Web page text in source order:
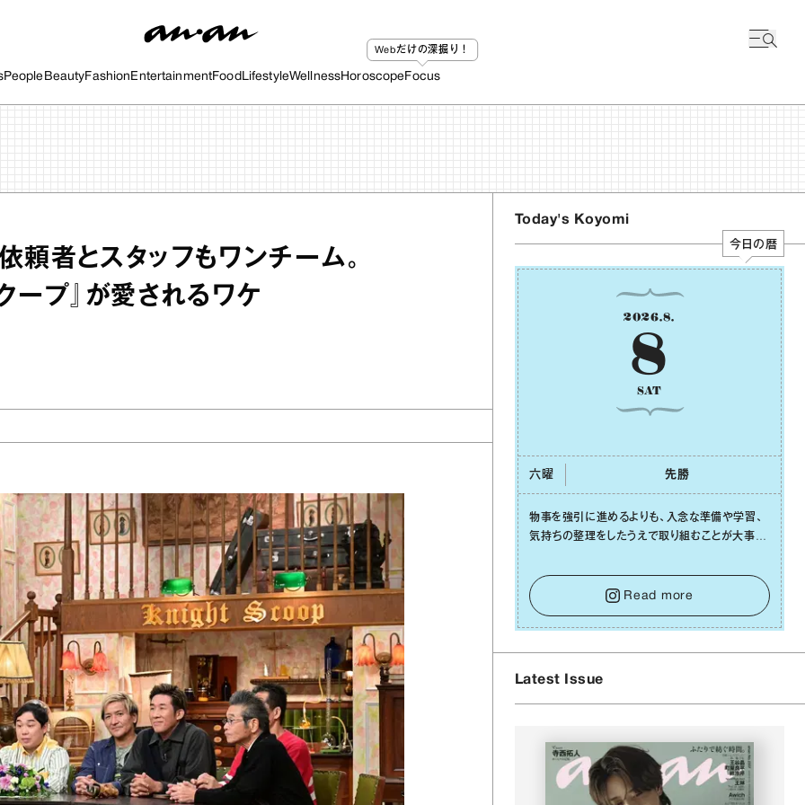
People BeautyFashion EntertainmentFood LifestyleWellnessHoroscope
Webだけの深掘り！
Focus
頼者とスタッフもワンチーム。
ープ』が愛されるワケ
Today's Koyomi
今日の暦
2026.8.
8
SAT
六曜 先勝
物事を強引に進めるよりも、⼊念な準備や学習、
気持ちの整理をしたうえで取り組むことが⼤事な
も焦らないで。意思を伝える⼯夫をしたり、あなた
⾃⾝や疲れていそうな⼈をいたわることに時間を
使いましょう。ここでしっかりとエネルギーを蓄
え、困難を乗り越える⼒に変えましょう。
Read more
Latest Issue